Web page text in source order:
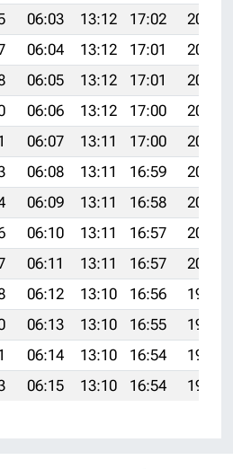
06:03 13:12 17:02
20:11
06:04 13:12 17:01
20:10
06:05 13:12 17:01
20:09
06:06 13:12 17:00
20:07
06:07 13:11 17:00
20:06
06:08 13:11 16:59
20:04
06:09 13:11 16:58
20:03
06:10 13:11 16:57
20:02
06:11 13:11 16:57
20:00
06:12 13:10 16:56
19:59
06:13 13:10 16:55
19:57
06:14 13:10 16:54
19:56
06:15 13:10 16:54 19:54